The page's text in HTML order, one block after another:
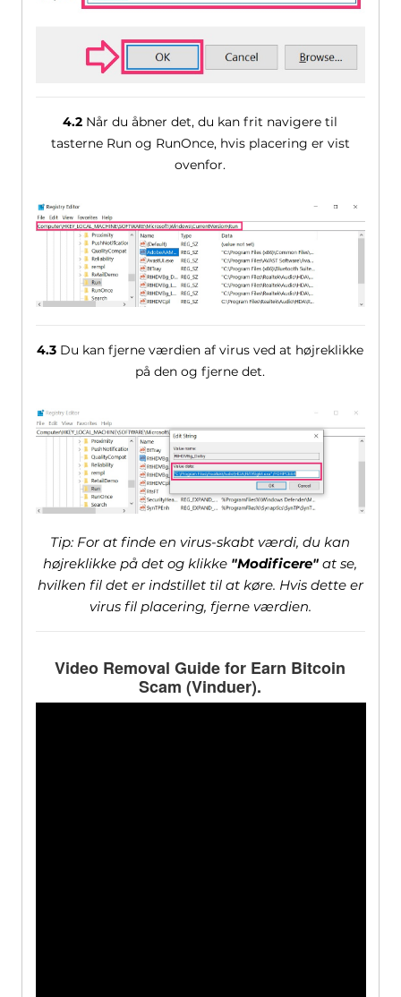
4.2 Når du åbner det, du kan frit navigere til
tasterne Run og RunOnce, hvis placering er vist
ovenfor.
4.3 Du kan fjerne værdien af ​​virus ved at højreklikke
på den og fjerne det.
Tip: For at finde en virus-skabt værdi, du kan
højreklikke på det og klikke "Modificere" at se,
hvilken fil det er indstillet til at køre. Hvis dette er
virus fil placering, fjerne værdien.
Video Removal Guide for Earn Bitcoin
Scam (Vinduer).